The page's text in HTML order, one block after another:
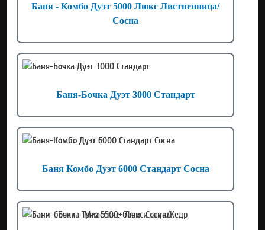
Баня - Комбо Дуэт 5000 Люкс Лиственница/
Сосна
Баня-Бочка Дуэт 3000 Стандарт
Баня Комбо Дуэт 6000 Стандарт Сосна